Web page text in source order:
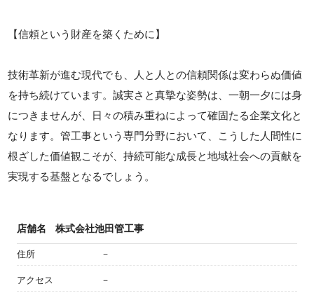
【信頼という財産を築くために】
技術革新が進む現代でも、人と人との信頼関係は変わらぬ価値
を持ち続けています。誠実さと真摯な姿勢は、一朝一夕には身
につきませんが、日々の積み重ねによって確固たる企業文化と
なります。管工事という専門分野において、こうした人間性に
根ざした価値観こそが、持続可能な成長と地域社会への貢献を
実現する基盤となるでしょう。
店舗名 株式会社池田管工事
住所 －
アクセス －